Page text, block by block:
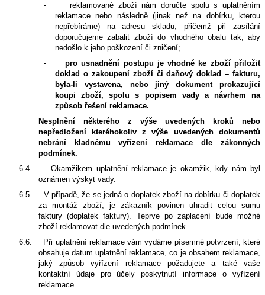
-
reklamované zboží nám doručte spolu s uplatněním
reklamace nebo následně (jinak než na dobírku, kterou
nepřebíráme) na adresu skladu, přičemž při zasílání
doporučujeme zabalit zboží do vhodného obalu tak, aby
nedošlo k jeho poškození či zničení;
-
pro usnadnění postupu je vhodné ke zboží přiložit
doklad o zakoupení zboží či daňový doklad – fakturu,
byla-li vystavena, nebo jiný dokument prokazující
koupi zboží, spolu s popisem vady a návrhem na
způsob řešení reklamace.
Nesplnění některého z výše uvedených kroků nebo
nepředložení kteréhokoliv z výše uvedených dokumentů
nebrání kladnému vyřízení reklamace dle zákonných
podmínek.
6.4.
Okamžikem uplatnění reklamace je okamžik, kdy nám byl
oznámen výskyt vady.
6.5.
V případě, že se jedná o doplatek zboží na dobírku či doplatek
za montáž zboží, je zákazník povinen uhradit celou sumu
faktury (doplatek faktury). Teprve po zaplacení bude možné
zboží reklamovat dle uvedených podmínek.
6.6.
Při uplatnění reklamace vám vydáme písemné potvrzení, které
obsahuje datum uplatnění reklamace, co je obsahem reklamace,
jaký způsob vyřízení reklamace požadujete a také vaše
kontaktní údaje pro účely poskytnutí informace o vyřízení
reklamace.